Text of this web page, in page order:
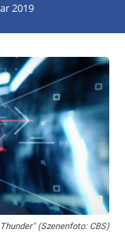
2019
(Szenenfoto: CBS)